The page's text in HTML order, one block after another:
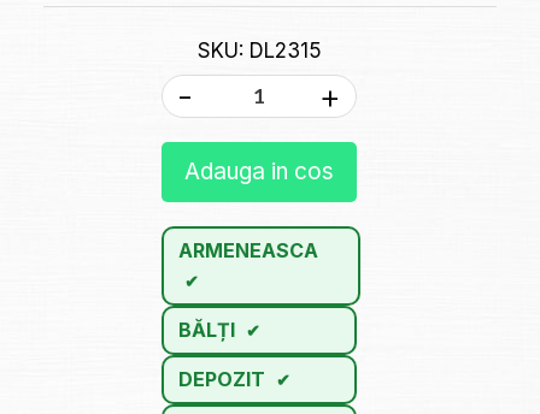
SKU: DL2315
- +
Adauga in cos
ARMENEASCA
BĂLȚI
DEPOZIT